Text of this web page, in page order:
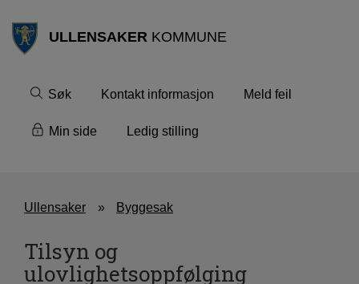
ULLENSAKERKOMMUNE
Søk Kontakt informasjon Meld feil
Min side Ledig stilling
Ullensaker Byggesak
Tilsyn og
ulovlighetsoppfølging